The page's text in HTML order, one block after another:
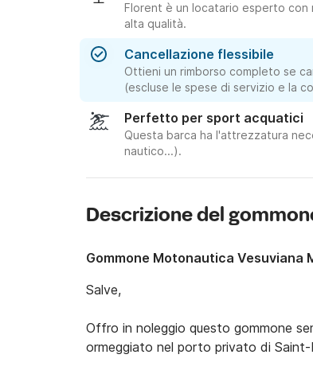
Florent è un locatario esperto con
alta qualità.
Cancellazione flessibile
Ottieni un rimborso completo se
(escluse le spese di servizio e la
Perfetto per sport acquatici
Questa barca ha l'attrezzatura
nautico...).
Descrizione del
Gommone Motonautica
Salve,
Offro in noleggio questo gommone
ormeggiato nel porto privato di Saint-